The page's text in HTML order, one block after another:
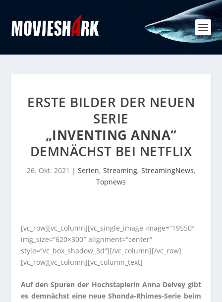
ERSTE BILDER DER NEUEN
SERIE
„INVENTING ANNA“
DEMNÄCHST BEI NETFLIX
26. Okt. 2021 | Serien, Streaming, StreamingNews,
Topnews
[vc_row][vc_column][vc_single_image image=“19550″
img_size=“620×300″ alignment=“center“
style=“vc_box_shadow_3d“][/vc_column][/vc_row]
[vc_row][vc_column][vc_column_text]
Auf den Spuren der Hochstaplerin Anna Delvey gibt
es demnächst eine neue Shonda-Rhimes-Serie beim